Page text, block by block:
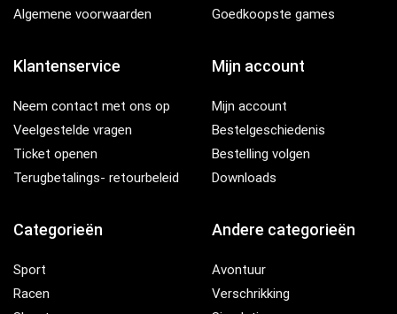
Algemene voorwaarden
Goedkoopste games
Klantenservice
Neem contact met ons op
Veelgestelde vragen
Ticket openen
Terugbetalings- retourbeleid
Mijn account
Mijn account
Bestelgeschiedenis
Bestelling volgen
Downloads
Categorieën
Sport
Racen
Andere categorieën
Avontuur
Verschrikking